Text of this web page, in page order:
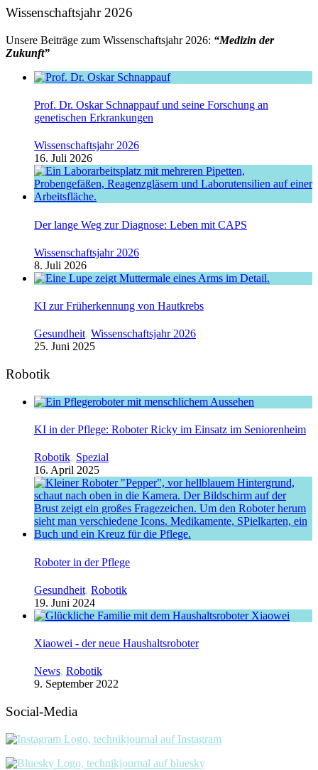
Wissenschaftsjahr 2026
Unsere Beiträge zum Wissenschaftsjahr 2026: “Medizin der
Zukunft”
Prof. Dr. Oskar Schnappauf und seine Forschung an
genetischen Erkrankungen
Wissenschaftsjahr 2026
16. Juli 2026
Der lange Weg zur Diagnose: Leben mit CAPS
Wissenschaftsjahr 2026
8. Juli 2026
KI zur Früherkennung von Hautkrebs
Gesundheit, Wissenschaftsjahr 2026
25. Juni 2025
Robotik
KI in der Pflege: Roboter Ricky im Einsatz im Seniorenheim
Robotik, Spezial
16. April 2025
Roboter in der Pflege
Gesundheit, Robotik
19. Juni 2024
Xiaowei - der neue Haushaltsroboter
News, Robotik
9. September 2022
Social-Media